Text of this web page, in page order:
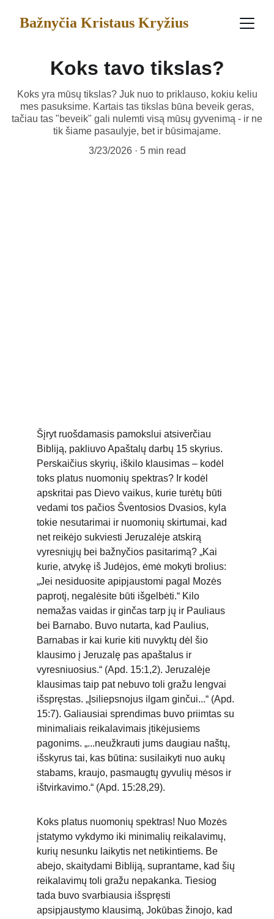
Bažnyčia Kristaus Kryžius
Koks tavo tikslas?
Koks yra mūsų tikslas? Juk nuo to priklauso, kokiu keliu
mes pasuksime. Kartais tas tikslas būna beveik geras,
tačiau tas "beveik" gali nulemti visą mūsų gyvenimą - ir ne
tik šiame pasaulyje, bet ir būsimajame.
3/23/2026
5 min read
Šįryt ruošdamasis pamokslui atsiverčiau
Bibliją, pakliuvo Apaštalų darbų 15 skyrius.
Perskaičius skyrių, iškilo klausimas – kodėl
toks platus nuomonių spektras? Ir kodėl
apskritai pas Dievo vaikus, kurie turėtų būti
vedami tos pačios Šventosios Dvasios, kyla
tokie nesutarimai ir nuomonių skirtumai, kad
net reikėjo sukviesti Jeruzalėje atskirą
vyresniųjų bei bažnyčios pasitarimą? „Kai
kurie, atvykę iš Judėjos, ėmė mokyti brolius:
„Jei nesiduosite apipjaustomi pagal Mozės
paprotį, negalėsite būti išgelbėti.“ Kilo
nemažas vaidas ir ginčas tarp jų ir Pauliaus
bei Barnabo. Buvo nutarta, kad Paulius,
Barnabas ir kai kurie kiti nuvyktų dėl šio
klausimo į Jeruzalę pas apaštalus ir
vyresniuosius.“ (Apd. 15:1,2). Jeruzalėje
klausimas taip pat nebuvo toli gražu lengvai
išspręstas. „Įsiliepsnojus ilgam ginčui...“ (Apd.
15:7). Galiausiai sprendimas buvo priimtas su
minimaliais reikalavimais įtikėjusiems
pagonims. „...neužkrauti jums daugiau naštų,
išskyrus tai, kas būtina: susilaikyti nuo aukų
stabams, kraujo, pasmaugtų gyvulių mėsos ir
ištvirkavimo.“ (Apd. 15:28,29).
Koks platus nuomonių spektras! Nuo Mozės
įstatymo vykdymo iki minimalių reikalavimų,
kurių nesunku laikytis net netikintiems. Be
abejo, skaitydami Bibliją, suprantame, kad šių
reikalavimų toli gražu nepakanka. Tiesiog
tada buvo svarbiausia išspręsti
apsipjaustymo klausimą, Jokūbas žinojo, kad